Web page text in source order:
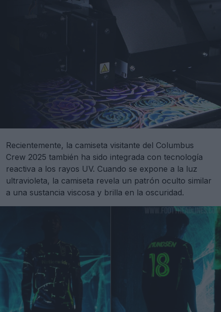
Recientemente, la camiseta visitante del Columbus
Crew 2025 también ha sido integrada con tecnología
reactiva a los rayos UV. Cuando se expone a la luz
ultravioleta, la camiseta revela un patrón oculto similar
a una sustancia viscosa y brilla en la oscuridad.